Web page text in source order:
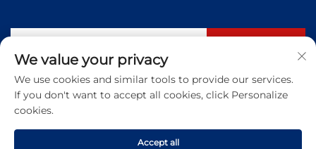
Tel.: +86 183 5421 3960
We value your privacy
We use cookies and similar tools to provide our services.
If you don't want to accept all cookies, click Personalize
cookies.
Accept all